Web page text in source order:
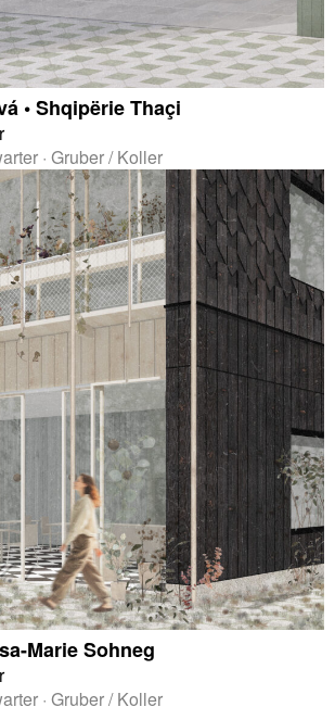
• Shqipërie Thaçi
· Gruber / Koller
Marie Sohneg
· Gruber / Koller